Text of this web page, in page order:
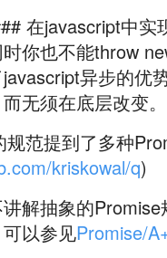
在javascript中
你也不能throw
异步的优
无须在底层改变。
规范提到了多种
kriskowal/q)
解抽象的
以参见Promise/